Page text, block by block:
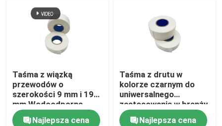
Taśma z wiązką
przewodów o
szerokości 9 mm i 19
mm Wodoodporna
trudnopalna
Najlepsza cena
Taśma z drutu w
kolorze czarnym do
uniwersalnego
zastosowania w branży
motoryzacyjnej
Najlepsza cena